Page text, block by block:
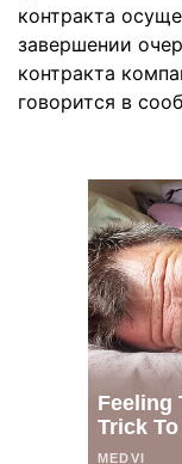
контракта
завершении
контракта
говорится в